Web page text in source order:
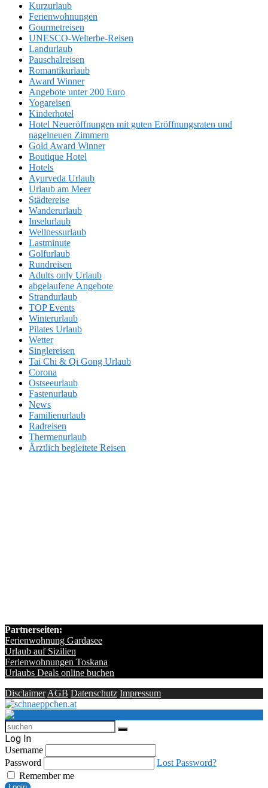
Kurzurlaub
Ferienwohnungen
Gourmetreisen
UNESCO-Welterbe-Reisen
Landurlaub
Pauschalreisen
Romantikurlaub
Award Winner
Angebote unter 200 Euro
Yogareisen
Kinderhotel
Hotel Neueröffnungen mit guten Eröffnungsraten und
nagelneuen Zimmern
Gold Award Winner
Boutique Hotel
Hotels
Ayurveda Urlaub
Urlaub am Meer
Städtereise
Wanderurlaub
Inselurlaub
Wellnessurlaub
Lastminute
Golfurlaub
Rundreisen
Adults only Urlaub
abgelaufene Angebote
Strandurlaub
TOP Events
Winterurlaub
Pilates Urlaub
Wetter
Singlereisen
Tai Chi & Qi Gong Urlaub
Corona
Ostseeurlaub
Fastenurlaub
News
Familienurlaub
Radreisen
Thermenurlaub
Ärztlich begleitete Reisen
Partnerseiten:
Ferienwohnung Gardasee
Urlaub auf Sizilien
Ferienwohnungen Toskana
Urlaubs Deals online buchen
Disclaimer AGB Datenschutz Impressum
Log In
Username
Password
Lost Password?
Remember me